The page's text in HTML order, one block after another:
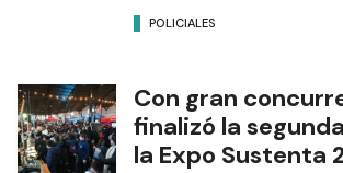
POLICIALES
Con gran
finalizó la
la Expo Sustenta